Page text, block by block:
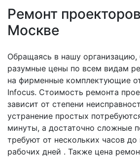
Ремонт
Москве
Обращаясь в нашу организацию,
разумные цены по всем видам
на фирменные комплектующие
Infocus. Стоимость ремонта
зависит от степени
устранение простых
минуты, а достаточно сложные
требуют от нескольких часов до
рабочих дней . Также цена